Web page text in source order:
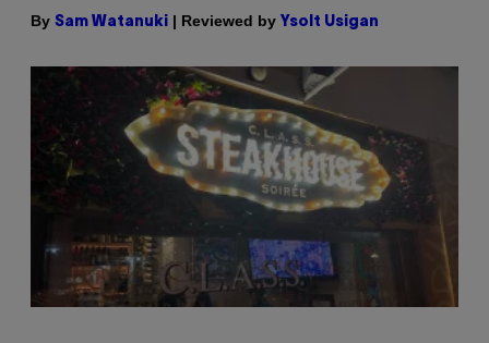
By Sam Watanuki | Reviewed by Ysolt Usigan